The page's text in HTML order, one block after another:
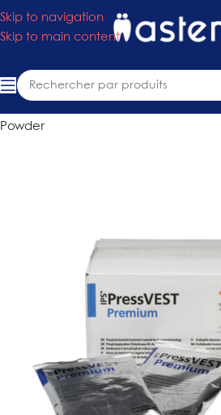
Skip to navigation
Skip to main content
Powder